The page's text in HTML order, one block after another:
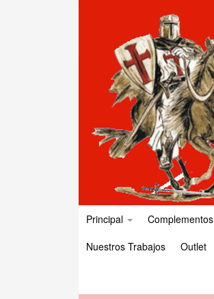
Principal Complementos
Nuestros Trabajos
Outlet